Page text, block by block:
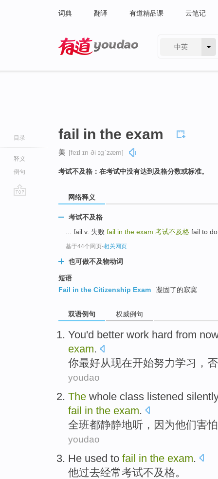
词典 翻译 有道精品课 云笔记
中英
目录
释义
例句
fail in the exam
美 [feɪl ɪn ði ɪɡˈzæm]
考试不及格：在考试中没有达到及格分数或标准。
网络释义
考试不及格
... fail v. 失败 fail in the exam 考试不及格 fail to
基于44个网页-相关网页
也可做不及物动词
短语
Fail in the Citizenship Exam
凝固了的寂寞
双语例句 权威例句
You'd better work hard from
exam.
你最好从现在开始努力学习，
youdao
The whole class listened silently
fail in the exam.
全班都静静地听 ， 因为他们害怕
youdao
He used to fail in the exam.
他过去经常考试不及格。